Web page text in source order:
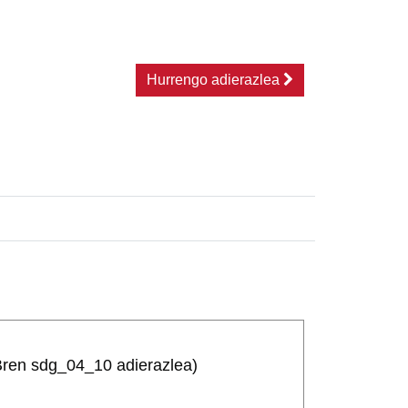
Hurrengo adierazlea
sdg_04_10 adierazlea)